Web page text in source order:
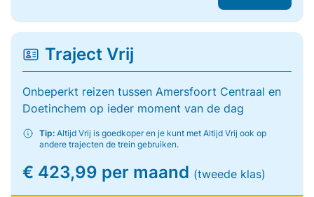
Traject Vrij
Onbeperkt reizen tussen Amersfoort Centraal en
Doetinchem op ieder moment van de dag
Tip: Altijd Vrij is goedkoper en je kunt met Altijd Vrij ook op
andere trajecten de trein gebruiken.
€ 423,99 per maand (tweede klas)